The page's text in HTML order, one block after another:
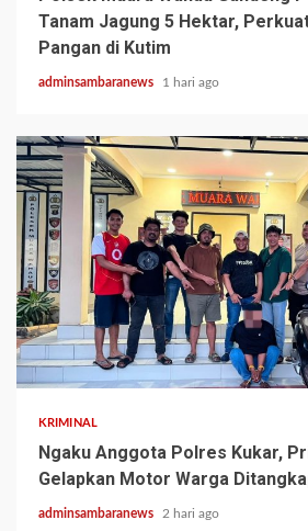
Tanam Jagung 5 Hektar,
Pangan di Kutim
adminsambaranews 1 hari ago
2 min read
KRIMINAL
Ngaku Anggota Polres Kukar,
Gelapkan Motor Warga
adminsambaranews 2 hari ago